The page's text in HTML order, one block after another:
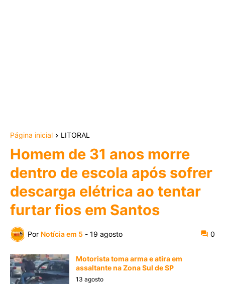
Página inicial LITORAL
Homem de 31 anos morre
dentro de escola após sofrer
descarga elétrica ao tentar
furtar fios em Santos
Por Notícia em 5 - 19 agosto 0
Motorista toma arma e atira em
assaltante na Zona Sul de SP
13 agosto